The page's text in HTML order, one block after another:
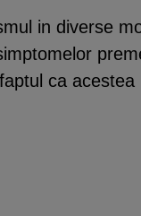
in diverse
ca